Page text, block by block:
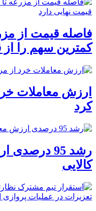
فاصله قیمت از
کمترین سهم را از
کرد
رشد 95
کالایی